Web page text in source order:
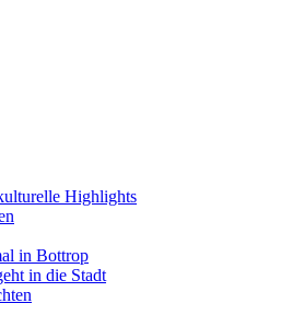
Highlights
in Bottrop
in die Stadt